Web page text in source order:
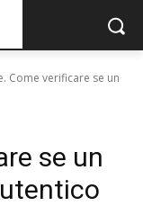
Come verificare se un
se un